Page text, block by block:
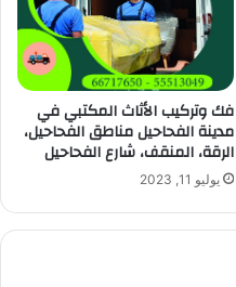
فك وتركيب الأثاث المكتبي في
مدينة الفحاحيل مناطق الفحاحيل،
الرقة، المنقف، شارع الفحاحيل
يوليو 11, 2023